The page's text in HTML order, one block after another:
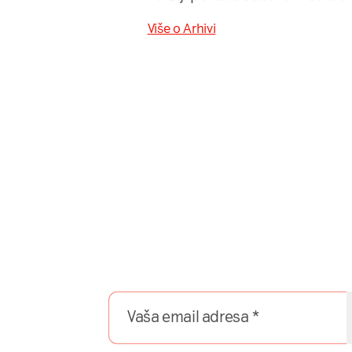
Više o Arhivi